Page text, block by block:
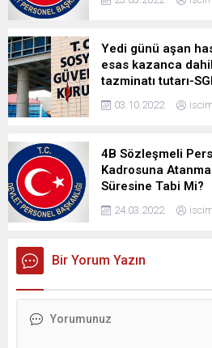
Yedi günü aşan
esas kazanca
tazminatı tutarı-
03.10.2022
4B Sözleşmeli
Kadrosuna
Süresine Tabi Mi?
24.03.2022
Bir Yorum Yazın